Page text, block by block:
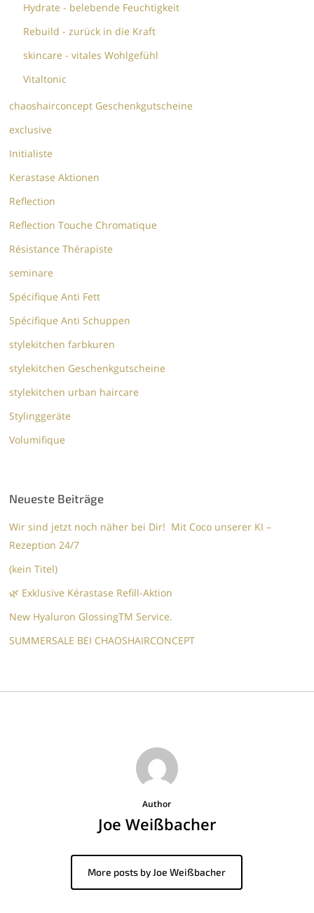
Hydrate - belebende Feuchtigkeit
Rebuild - zurück in die Kraft
skincare - vitales Wohlgefühl
Vitaltonic
chaoshairconcept Geschenkgutscheine
exclusive
Initialiste
Kerastase Aktionen
Reflection
Reflection Touche Chromatique
Résistance Thérapiste
seminare
Spécifique Anti Fett
Spécifique Anti Schuppen
stylekitchen farbkuren
stylekitchen Geschenkgutscheine
stylekitchen urban haircare
Stylinggeräte
Volumifique
Neueste Beiträge
Wir sind jetzt noch näher bei Dir! Mit Coco unserer KI –
Rezeption 24/7
(kein Titel)
🌿 Exklusive Kérastase Refill-Aktion
New Hyaluron GlossingTM​ Service.​
SUMMERSALE BEI CHAOSHAIRCONCEPT
Author
Joe Weißbacher
More posts by Joe Weißbacher